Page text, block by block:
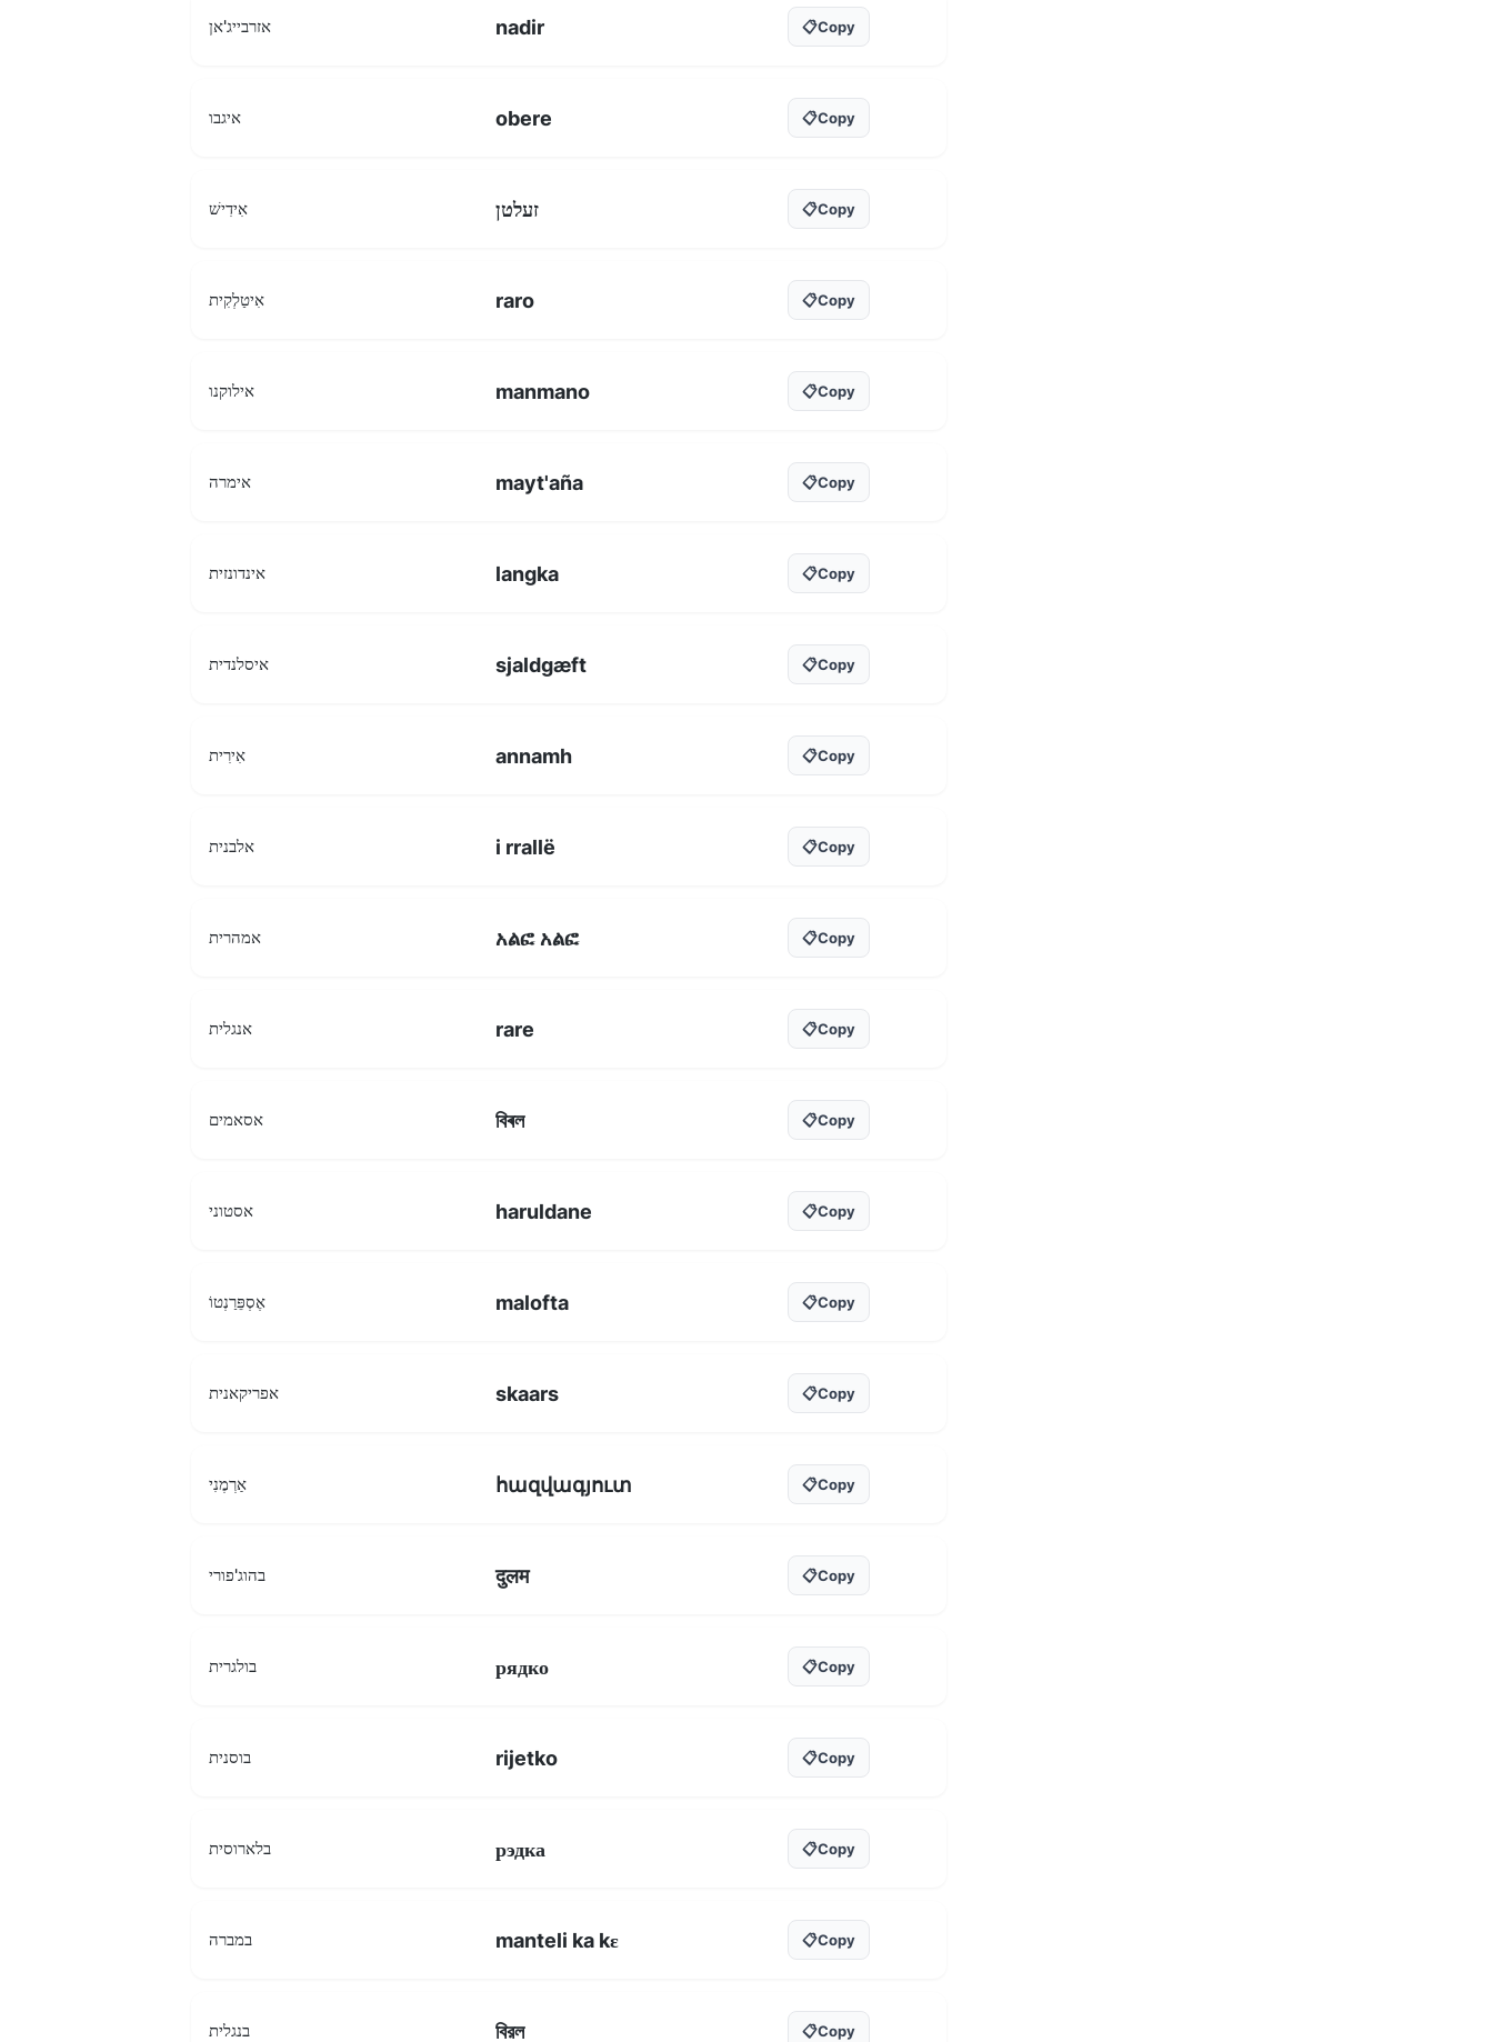
אזרבייג'אן nadir 📋Copy
איגבו obere 📋Copy
אִידִישׁ זעלטן 📋Copy
אִיטַלְקִית raro 📋Copy
אילוקנו manmano 📋Copy
אימרה mayt'aña 📋Copy
אינדונזית langka 📋Copy
איסלנדית sjaldgæft 📋Copy
אִירִית annamh 📋Copy
אלבנית i rrallë 📋Copy
אמהרית አልፎ አልፎ 📋Copy
אנגלית rare 📋Copy
אסאמים বিৰল 📋Copy
אסטוני haruldane 📋Copy
אֶסְפֵּרַנְטוֹ malofta 📋Copy
אפריקאנית skaars 📋Copy
אַרְמֶנִי հազվագյուտ 📋Copy
בהוג'פורי दुलम 📋Copy
בולגרית рядко 📋Copy
בוסנית rijetko 📋Copy
בלארוסית рэдка 📋Copy
במברה manteli ka kɛ 📋Copy
בנגלית বিরল 📋Copy